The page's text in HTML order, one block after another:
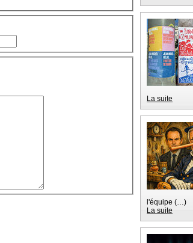
La suite
l'équipe (…)
La suite